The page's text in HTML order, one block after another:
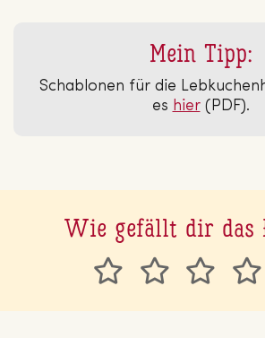
Mein Tipp:
Schablonen für die
es hier(PDF).
Wie gefällt dir das